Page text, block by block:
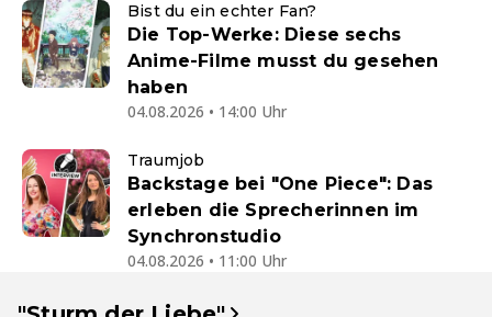
Bist du ein echter Fan?
Die Top-Werke: Diese sechs
Anime-Filme musst du gesehen
haben
04.08.2026 • 14:00 Uhr
Traumjob
Backstage bei "One Piece": Das
erleben die Sprecherinnen im
Synchronstudio
04.08.2026 • 11:00 Uhr